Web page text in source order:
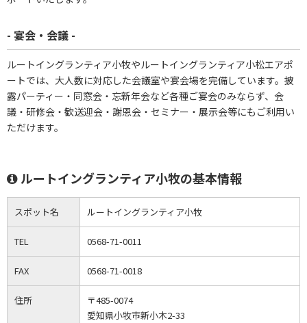
- 宴会・会議 -
ルートイングランティア小牧やルートイングランティア小松エアポ
ートでは、大人数に対応した会議室や宴会場を完備しています。披
露パーティー・同窓会・忘新年会など各種ご宴会のみならず、会
議・研修会・歓送迎会・謝恩会・セミナー・展示会等にもご利用い
ただけます。
ルートイングランティア小牧の基本情報
スポット名 ルートイングランティア小牧
TEL 0568-71-0011
FAX 0568-71-0018
住所
〒485-0074
愛知県小牧市新小木2-33